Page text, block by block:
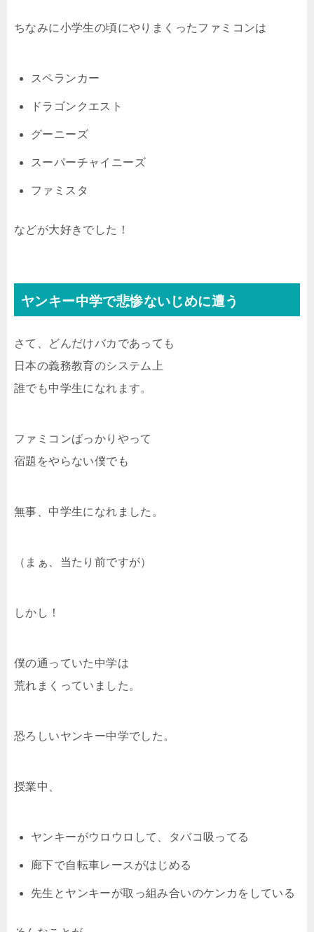
ちなみに小学生の頃にやりまくったファミコンは
スペランカー
ドラゴンクエスト
グーニーズ
スーパーチャイニーズ
ファミスタ
などが大好きでした！
ヤンキー中学で悲惨ないじめに遭う
さて、どんだけバカであっても
日本の義務教育のシステム上
誰でも中学生になれます。
ファミコンばっかりやって
宿題をやらない僕でも
無事、中学生になれました。
（まぁ、当たり前ですが）
しかし！
僕の通っていた中学は
荒れまくっていました。
恐ろしいヤンキー中学でした。
授業中、
ヤンキーがウロウロして、タバコ吸ってる
廊下で自転車レースがはじめる
先生とヤンキーが取っ組み合いのケンカをしている